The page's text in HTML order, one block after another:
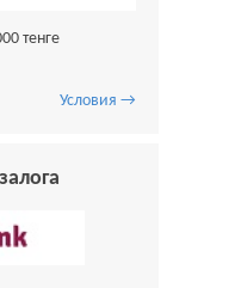
тенге
Условия →